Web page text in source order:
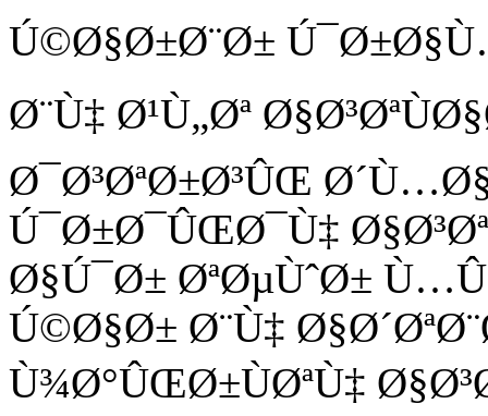
Ú©Ø§Ø±Ø¨Ø±
Ø¨Ù‡ Ø¹Ù„Øª
Ø¯Ø³ØªØ±Ø³ÛŒ
Ú¯Ø±Ø¯ÛŒØ¯Ù‡ Ø§Ø³Øª
Ø§Ú¯Ø± ØªØµÙˆØ±
Ú©Ø§Ø± Ø¨Ù‡
Ù¾Ø°ÛŒØ±ÙØªÙ‡